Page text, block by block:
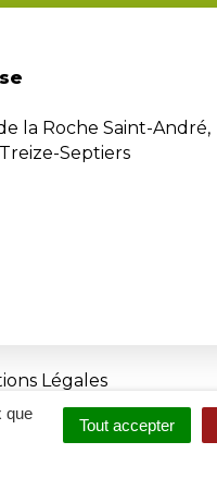
que
Tout accepter
la Roche Saint-André,
Septiers
Légales